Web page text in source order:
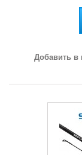
Добавить в